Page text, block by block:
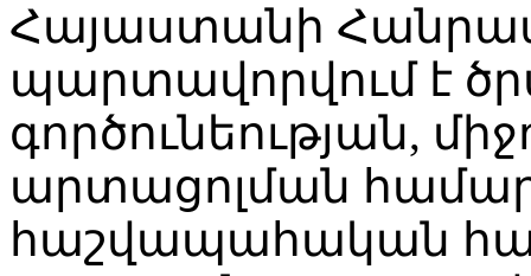
Հայաստանի
պարտավորվում է
գործունեության,
արտացոլման
հաշվապահական